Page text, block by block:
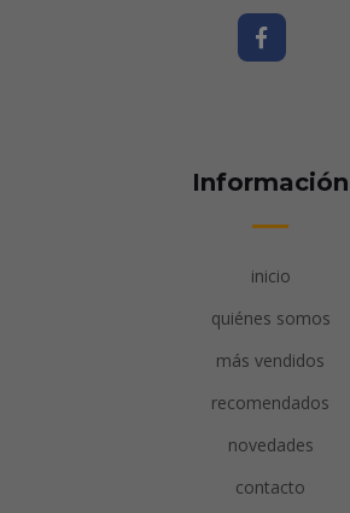
Información
inicio
quiénes somos
más vendidos
recomendados
novedades
contacto